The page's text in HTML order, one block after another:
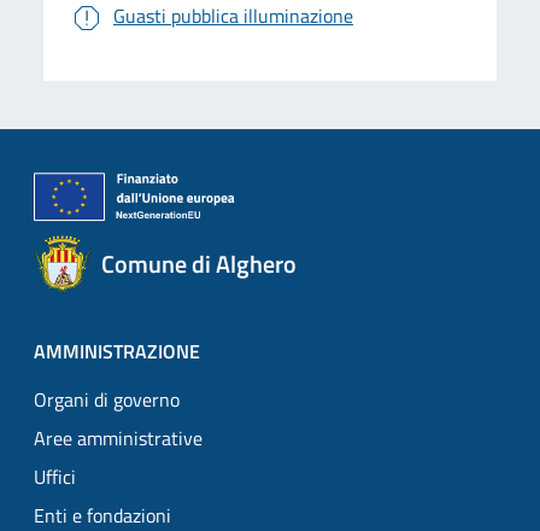
Guasti pubblica illuminazione
Comune di Alghero
AMMINISTRAZIONE
Organi di governo
Aree amministrative
Uffici
Enti e fondazioni